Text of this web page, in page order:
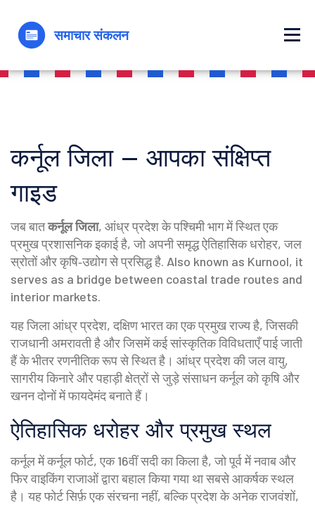
कर्नूल जिला – आपका संक्षिप्त
गाइड
जब बातकर्नूल जिला, आंध्र प्रदेश के पश्चिमी भाग में स्थित एक
प्रमुख प्रशासनिक इकाई है, जो अपनी समृद्ध ऐतिहासिक धरोहर, जल
स्रोतों और कृषि‑उद्योग से प्रसिद्ध है. Also known as Kurnool, it
serves as a bridge between coastal trade routes and
interior markets.
यह जिलाआंध्र प्रदेश,दक्षिण भारत का एक प्रमुख राज्य है, जिसकी
राजधानी अमरावती है और जिसमें कई सांस्कृतिक विविधताएँ पाई जाती
हैंके भीतर रणनीतिक रूप से स्थित है। आंध्र प्रदेश की जल वायु,
सागरीय किनारे और पहाड़ी क्षेत्रों से जुड़े संसाधन कर्नूल को कृषि और
खनन दोनों में फायदेमंद बनाते हैं।
ऐतिहासिक धरोहर और प्रमुख स्थल
कर्नूल मेंकर्नूल फोर्ट,एक 16वीं सदी का किला है, जो पूर्व में नवाब और
फिर वाइकिंग राजाओं द्वारा बहाल किया गया थासबसे आकर्षक स्थल
है। यह फोर्ट सिर्फ़ एक संरचना नहीं, बल्कि प्रदेश के अनेक राजवंशों,